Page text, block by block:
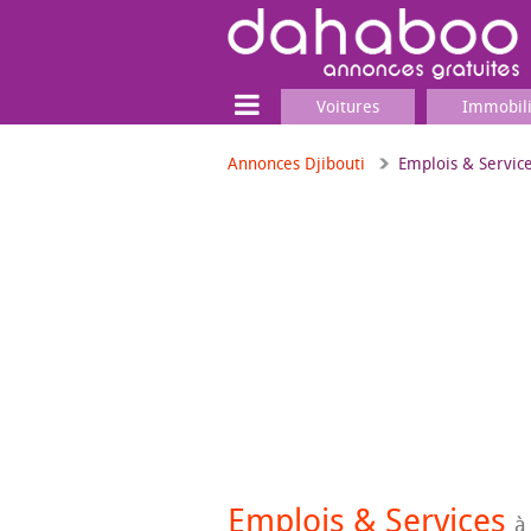
Voitures
Annonces Djibouti Emplois &
Emplois & Services